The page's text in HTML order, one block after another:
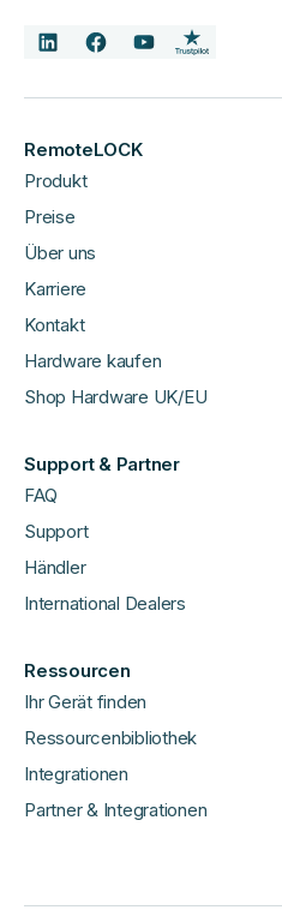
RemoteLOCK
Produkt
Preise
Über uns
Karriere
Kontakt
Hardware kaufen
Shop Hardware UK/EU
Support & Partner
FAQ
Support
Händler
International Dealers
Ressourcen
Ihr Gerät finden
Ressourcenbibliothek
Integrationen
Partner & Integrationen